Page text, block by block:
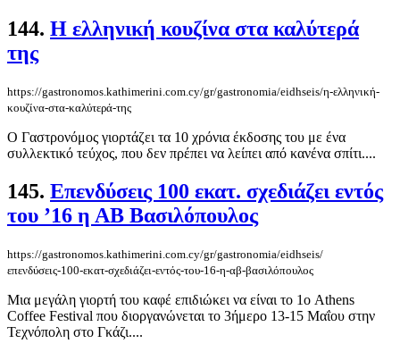
144. Η ελληνική κουζίνα στα καλύτερά
της
https://gastronomos.kathimerini.com.cy/gr/gastronomia/eidhseis/η-ελληνική-
κουζίνα-στα-καλύτερά-της
O Γαστρονόμος γιορτάζει τα 10 χρόνια έκδοσης του με ένα
συλλεκτικό τεύχος, που δεν πρέπει να λείπει από κανένα σπίτι....
145. Επενδύσεις 100 εκατ. σχεδιάζει εντός
του ’16 η ΑΒ Βασιλόπουλος
https://gastronomos.kathimerini.com.cy/gr/gastronomia/eidhseis/
επενδύσεις-100-εκατ-σχεδιάζει-εντός-του-16-η-αβ-βασιλόπουλος
Μια μεγάλη γιορτή του καφέ επιδιώκει να είναι το 1ο Athens
Coffee Festival που διοργανώνεται το 3ήμερο 13-15 Μαΐου στην
Τεχνόπολη στο Γκάζι....